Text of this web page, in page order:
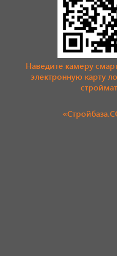
Наведите камеру
электронную карту